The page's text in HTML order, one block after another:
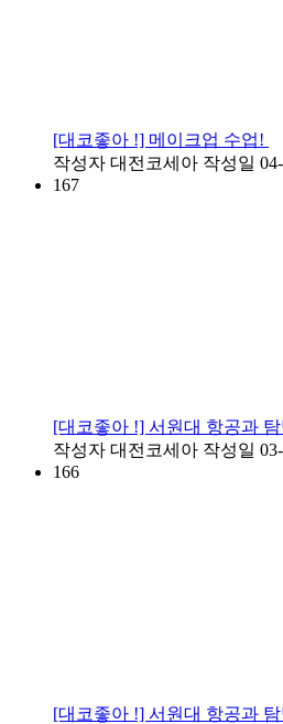
[대코좋아 !] 메이크업 수업!
작성자 대전코세아 작성일
167
[대코좋아 !] 서원대 항공과 탐
작성자 대전코세아 작성일
166
[대코좋아 !] 서원대 항공과